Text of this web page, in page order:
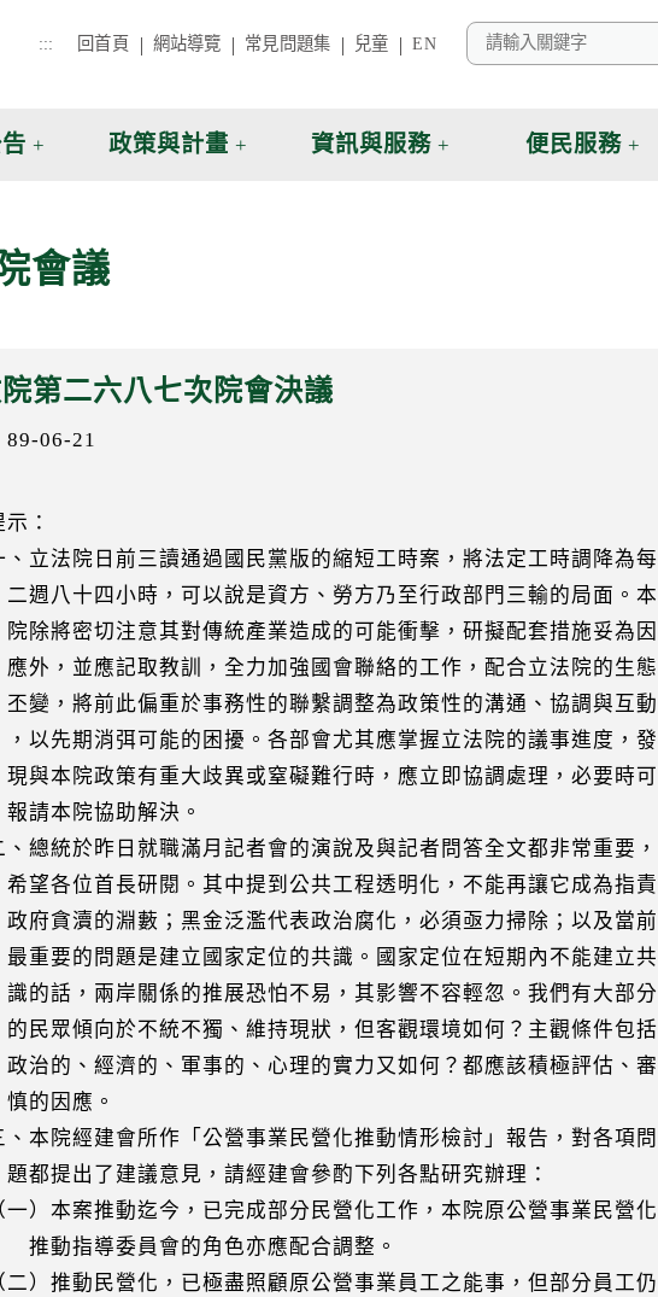
::: 回首頁 網站導覽 常見問題集 兒童 EN
政策與計畫 資訊與服務 便民服務
會議
第二六八七次院會決議
89-06-21
：
法院日前三讀通過國民黨版的縮短工時案，將法定工時調降為每
十四小時，可以說是資方、勞方乃至行政部門三輸的局面。本
密切注意其對傳統產業造成的可能衝擊，研擬配套措施妥為因
並應記取教訓，全力加強國會聯絡的工作，配合立法院的生態
將前此偏重於事務性的聯繫調整為政策性的溝通、協調與互動
期消弭可能的困擾。各部會尤其應掌握立法院的議事進度，發
院政策有重大歧異或窒礙難行時，應立即協調處理，必要時可
本院協助解決。
統於昨日就職滿月記者會的演說及與記者問答全文都非常重要，
位首長研閱。其中提到公共工程透明化，不能再讓它成為指責
瀆的淵藪；黑金泛濫代表政治腐化，必須亟力掃除；以及當前
的問題是建立國家定位的共識。國家定位在短期內不能建立共
，兩岸關係的推展恐怕不易，其影響不容輕忽。我們有大部分
傾向於不統不獨、維持現狀，但客觀環境如何？主觀條件包括
、經濟的、軍事的、心理的實力又如何？都應該積極評估、審
因應。
院經建會所作「公營事業民營化推動情形檢討」報告，對各項問
出了建議意見，請經建會參酌下列各點研究辦理：
本案推動迄今，已完成部分民營化工作，本院原公營事業民營化
指導委員會的角色亦應配合調整。
推動民營化，已極盡照顧原公營事業員工之能事，但部分員工仍